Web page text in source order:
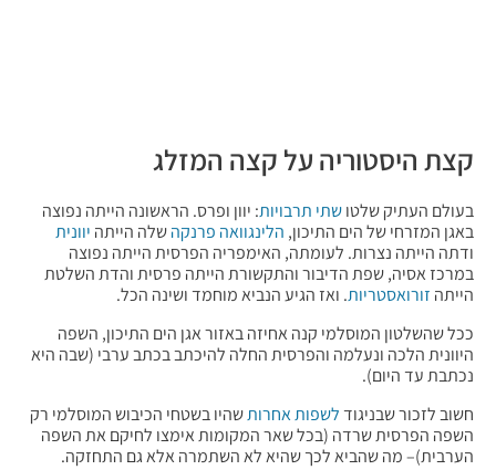
קצת היסטוריה על קצה המזלג
בעולם העתיק שלטושתי תרבויות: יוון ופרס. הראשונה הייתה נפוצה
באגן המזרחי של הים התיכון, הלינגוואה פרנקהשלה הייתה יוונית
ודתה הייתה נצרות. לעומתה, האימפריה הפרסית הייתה נפוצה
במרכז אסיה, שפת הדיבור והתקשורת הייתה פרסית והדת השלטת
הייתה זורואסטריות. ואז הגיע הנביא מוחמד ושינה הכל.
ככל שהשלטון המוסלמי קנה אחיזה באזור אגן הים התיכון, השפה
היוונית הלכה ונעלמה והפרסית החלה להיכתב בכתב ערבי (שבה היא
נכתבת עד היום).
חשוב לזכור שבניגודלשפות אחרותשהיו בשטחי הכיבוש המוסלמי רק
השפה הפרסית שרדה (בכל שאר המקומות אימצו לחיקם את השפה
הערבית)– מה שהביא לכך שהיא לא השתמרה אלא גם התחזקה.